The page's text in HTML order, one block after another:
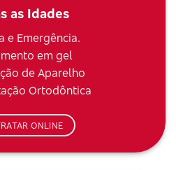
as Idades
e Emergência.
em gel
de Aparelho
Ortodôntica
ONLINE